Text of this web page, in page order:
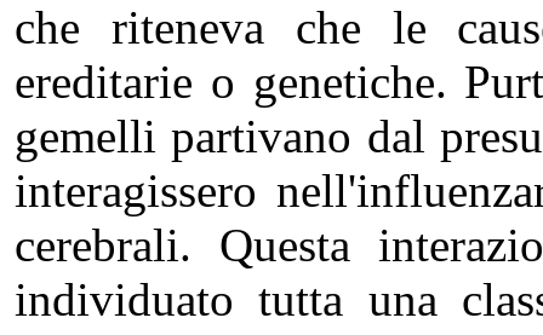
che riteneva che le
ereditarie o genetiche.
gemelli partivano dal
interagissero
cerebrali. Questa
individuato tutta una